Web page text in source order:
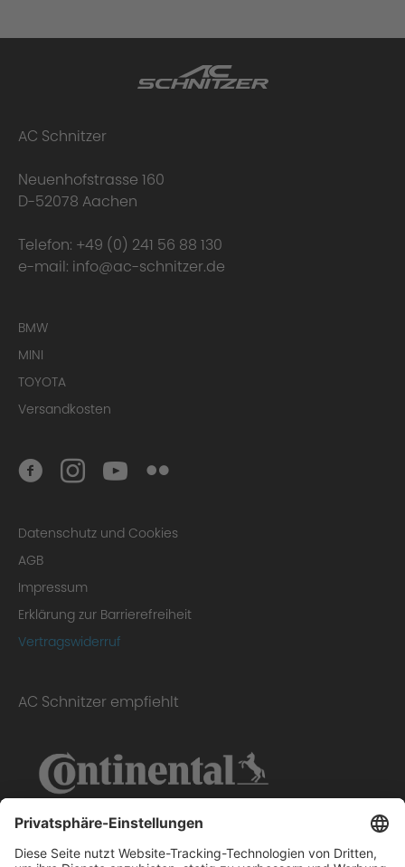
AC Schnitzer
Neuenhofstrasse 160
D-52078 Aachen
Telefon: +49 (0) 241 56 88 130
e-mail: info@ac-schnitzer.de
BMW
MINI
TOYOTA
Versandkosten
Datenschutz und Cookies
AGB
Impressum
Erklärung zur Barrierefreiheit
Vertragswiderruf
AC Schnitzer empfiehlt